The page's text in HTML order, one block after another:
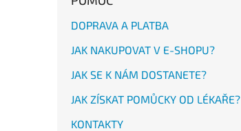
DOPRAVA A PLATBA
JAK NAKUPOVAT V E-SHOPU?
JAK SE K NÁM DOSTANETE?
JAK ZÍSKAT POMŮCKY OD LÉKAŘE?
KONTAKTY